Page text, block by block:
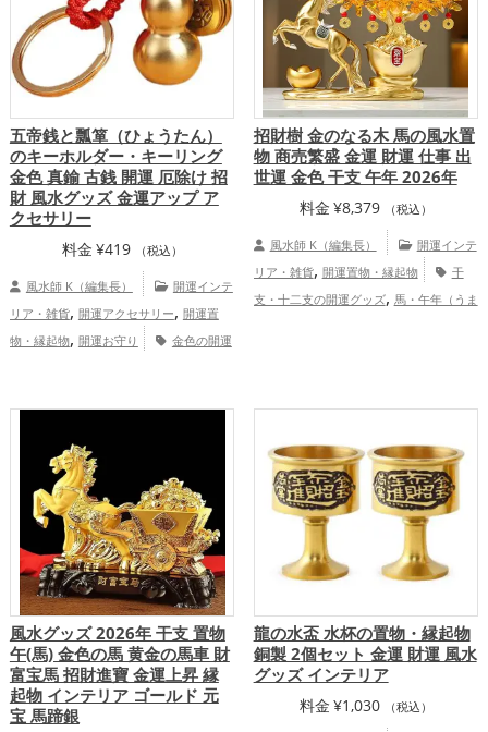
五帝銭と瓢箪（ひょうたん）
のキーホルダー・キーリング
金色 真鍮 古銭 開運 厄除け 招
財 風水グッズ 金運アップ ア
クセサリー
料金 ¥419 （税込）
風水師 K（編集長）
開運インテ
リア・雑貨, 開運アクセサリー, 開運置
物・縁起物, 開運お守り
金色の開運
招財樹 金のなる木 馬の風水置
物 商売繁盛 金運 財運 仕事 出
世運 金色 干支 午年 2026年
料金 ¥8,379 （税込）
風水師 K（編集長）
開運インテ
リア・雑貨, 開運置物・縁起物
干
支・十二支の開運グッズ, 馬・午年（うま
アップ
風水グッズ 2026年 干支 置物
午(馬) 金色の馬 黄金の馬車 財
富宝馬 招財進寶 金運上昇 縁
起物 インテリア ゴールド 元
宝 馬蹄銀
龍の水盃 水杯の置物・縁起物
銅製 2個セット 金運 財運 風水
グッズ インテリア
料金 ¥1,030 （税込）